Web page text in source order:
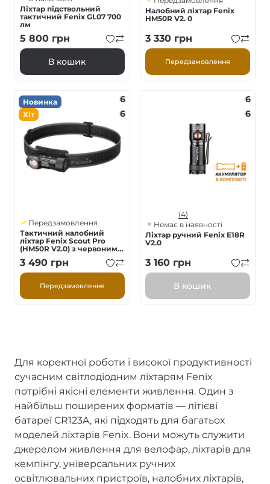
Ліхтар підствольний
тактичний Fenix GL07 700
лм
5 800 грн
В кошик
Налобний ліхтар Fenix
HM50R V2. 0
3 330 грн
Передзамовлення
Новинка
Хіт
6
6
Передзамовлення
Тактичний налобний
ліхтар Fenix Scout Pro
(HM50R V2.0) з червоним
та зеленим світлом |
Лімітована серія
3 490 грн
Передзамовлення
6
6
(4)
Немає в наявності
Ліхтар ручний Fenix E18R
V2.0
3 160 грн
В кошик
Для коректної роботи і високої продуктивності
сучасним світлодіодним ліхтарям Fenix
потрібні якісні елементи живлення. Один з
найбільш поширених форматів — літієві
батареї CR123A, які підходять для багатьох
моделей ліхтарів Fenix. Вони можуть служити
джерелом живлення для велофар, ліхтарів для
кемпінгу, універсальних ручних
освітлювальних пристроїв, налобних ліхтарів,